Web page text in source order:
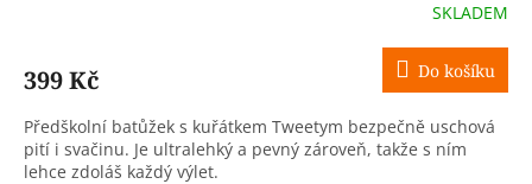
SKLADEM
399 Kč Do košíku
Předškolní batůžek s kuřátkem Tweetym bezpečně uschová
pití i svačinu. Je ultralehký a pevný zároveň, takže s ním
lehce zdoláš každý výlet.